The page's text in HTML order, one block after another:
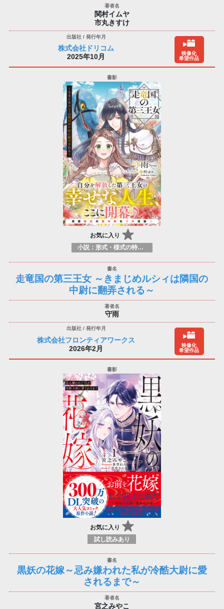
関村イムヤ
市丸きすけ
株式会社ドリコム
2025年10月
映像化
希望作品
お気に入り
小説：形式・様式の特徴：ラノベ（ライトノベルズ）
走竜国の第三王女 ～きまじめルシィは隣国の
中尉に翻弄される～
守雨
株式会社フロンティアワークス
2026年2月
映像化
希望作品
お気に入り
試し読みあり
黒妖の花嫁～忌み嫌われた私が冷酷大尉に愛
されるまで～
宮之みやこ